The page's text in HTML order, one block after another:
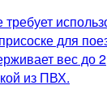
для
вес до
из ПВХ.